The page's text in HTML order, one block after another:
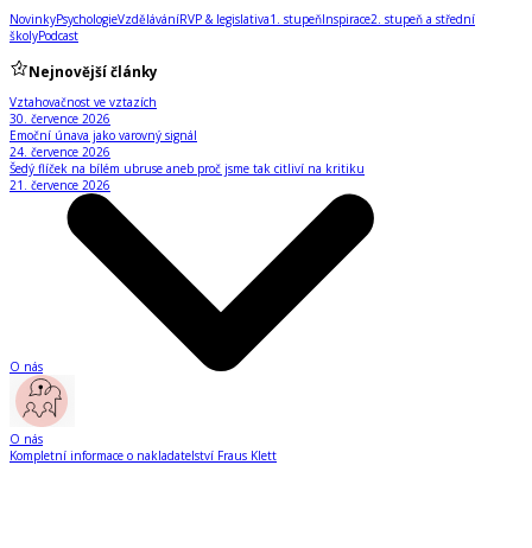
NovinkyPsychologieVzděláváníRVP & legislativa1. stupeňInspirace2. stupeň a střední
školyPodcast
Nejnovější články
Vztahovačnost ve vztazích
30. července 2026
Emoční únava jako varovný signál
24. července 2026
Šedý flíček na bílém ubruse aneb proč jsme tak citliví na kritiku
21. července 2026
O nás
O nás
Kompletní informace o nakladatelství Fraus Klett